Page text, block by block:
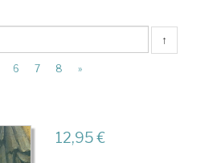
↑
6 7 8 »
12,95 €